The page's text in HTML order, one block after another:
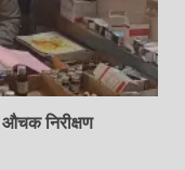
औचक निरीक्षण